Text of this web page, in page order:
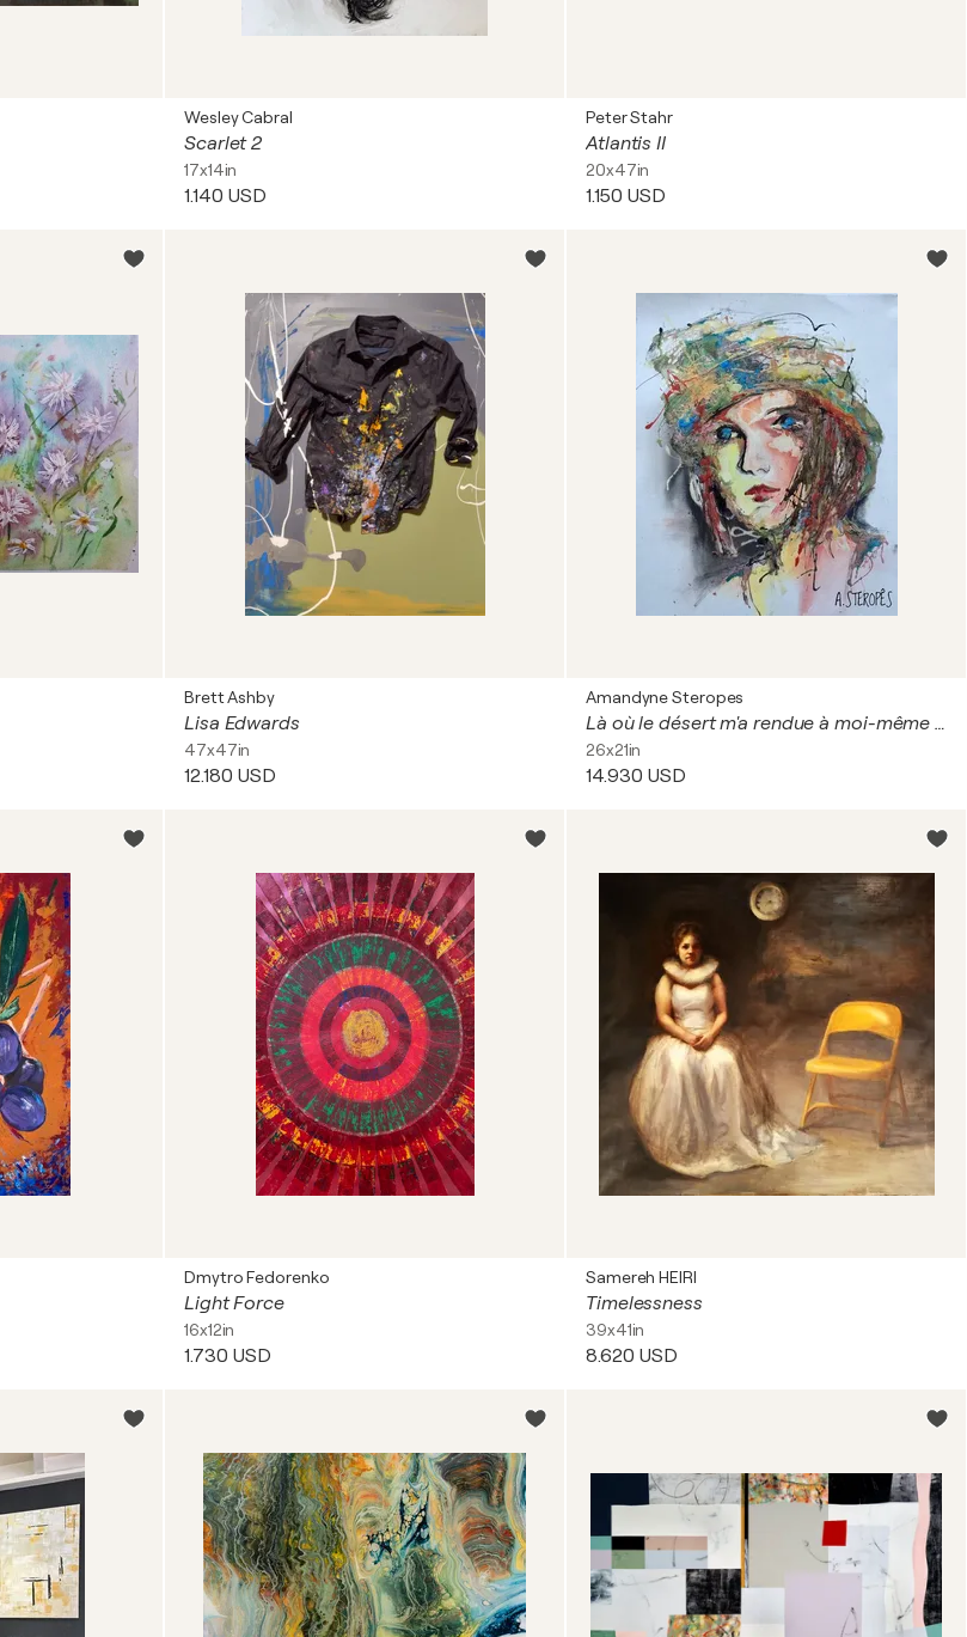
Wesley Cabral
Scarlet 2
17x14in
1.140 USD
Peter Stahr
Atlantis II
20x47in
1.150 USD
Brett Ashby
Lisa Edwards
47x47in
12.180 USD
Amandyne Steropes
Là où le désert m'a rendue à moi-même Ou Complétude d’Oman
26x21in
14.930 USD
Dmytro Fedorenko
Light Force
16x12in
1.730 USD
Samereh HEIRI
Timelessness
39x41in
8.620 USD